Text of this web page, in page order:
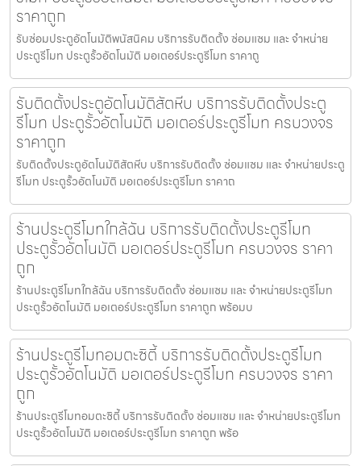
ราคาถูก
รับซ่อมประตูอัตโนมัติพนัสนิคม บริการรับติดตั้ง ซ่อมแซม และ จำหน่าย
ประตูรีโมท ประตูรั้วอัตโนมัติ มอเตอร์ประตูรีโมท ราคาถู
รับติดตั้งประตูอัตโนมัติสัตหีบ บริการรับติดตั้งประตู
รีโมท ประตูรั้วอัตโนมัติ มอเตอร์ประตูรีโมท ครบวงจร
ราคาถูก
รับติดตั้งประตูอัตโนมัติสัตหีบ บริการรับติดตั้ง ซ่อมแซม และ จำหน่ายประตู
รีโมท ประตูรั้วอัตโนมัติ มอเตอร์ประตูรีโมท ราคาถ
ร้านประตูรีโมทใกล้ฉัน บริการรับติดตั้งประตูรีโมท
ประตูรั้วอัตโนมัติ มอเตอร์ประตูรีโมท ครบวงจร ราคา
ถูก
ร้านประตูรีโมทใกล้ฉัน บริการรับติดตั้ง ซ่อมแซม และ จำหน่ายประตูรีโมท
ประตูรั้วอัตโนมัติ มอเตอร์ประตูรีโมท ราคาถูก พร้อมบ
ร้านประตูรีโมทอมตะซิตี้ บริการรับติดตั้งประตูรีโมท
ประตูรั้วอัตโนมัติ มอเตอร์ประตูรีโมท ครบวงจร ราคา
ถูก
ร้านประตูรีโมทอมตะซิตี้ บริการรับติดตั้ง ซ่อมแซม และ จำหน่ายประตูรีโมท
ประตูรั้วอัตโนมัติ มอเตอร์ประตูรีโมท ราคาถูก พร้อ